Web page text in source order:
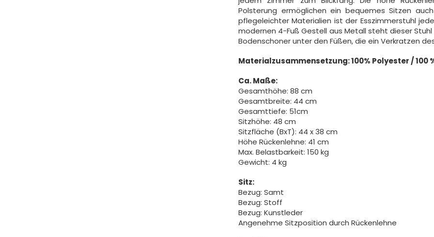
Polsterung ermöglichen ein bequemes Sitzen
pflegeleichter Materialien ist der Esszimmerstuhl
modernen 4-Fuß Gestell aus Metall steht dieser
Bodenschoner unter den Füßen, die ein Verkratzen
Materialzusammensetzung: 100% Polyester / 100
Ca. Maße:
Gesamthöhe: 88 cm
Gesamtbreite: 44 cm
Gesamttiefe: 51cm
Sitzhöhe: 48 cm
Sitzfläche (BxT): 44 x 38 cm
Höhe Rückenlehne: 41 cm
Max. Belastbarkeit: 150 kg
Gewicht: 4 kg
Sitz:
Bezug: Samt
Bezug: Stoff
Bezug: Kunstleder
Angenehme Sitzposition durch Rückenlehne